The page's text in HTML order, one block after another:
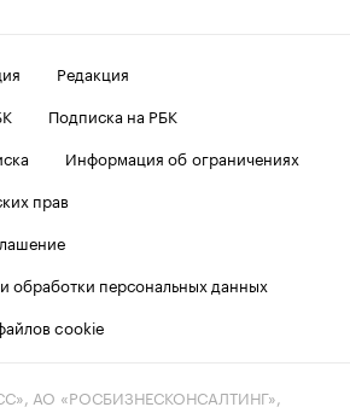
Редакция
Подписка на РБК
Информация об ограничениях
прав
обработки персональных данных
cookie
АО «РОСБИЗНЕСКОНСАЛТИНГ»,